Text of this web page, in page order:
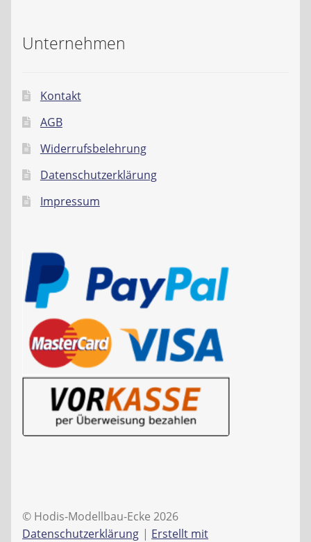
Unternehmen
Kontakt
AGB
Widerrufsbelehrung
Datenschutzerklärung
Impressum
© Hodis-Modellbau-Ecke 2026
Datenschutzerklärung
Erstellt mit